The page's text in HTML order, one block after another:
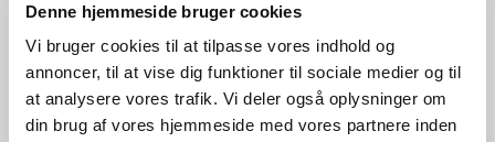
Denne hjemmeside bruger cookies
Vi bruger cookies til at tilpasse vores indhold og
annoncer, til at vise dig funktioner til sociale medier og til
at analysere vores trafik. Vi deler også oplysninger om
din brug af vores hjemmeside med vores partnere inden